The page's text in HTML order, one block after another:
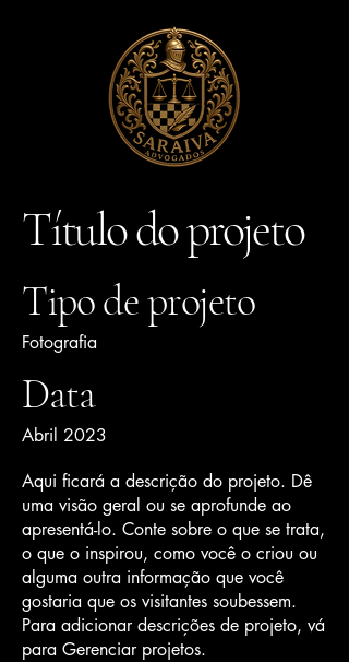
Título do projeto
Tipo de projeto
Fotografia
Data
Abril 2023
Aqui ficará a descrição do projeto. Dê
uma visão geral ou se aprofunde ao
apresentá-lo. Conte sobre o que se trata,
o que o inspirou, como você o criou ou
alguma outra informação que você
gostaria que os visitantes soubessem.
Para adicionar descrições de projeto, vá
para Gerenciar projetos.